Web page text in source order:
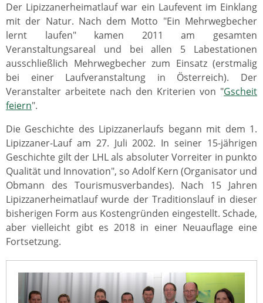
Der Lipizzanerheimatlauf war ein Laufevent im Einklang
mit der Natur. Nach dem Motto "Ein Mehrwegbecher
lernt laufen" kamen 2011 am gesamten
Veranstaltungsareal und bei allen 5 Labestationen
ausschließlich Mehrwegbecher zum Einsatz (erstmalig
bei einer Laufveranstaltung in Österreich). Der
Veranstalter arbeitete nach den Kriterien von "Gscheit
feiern".
Die Geschichte des Lipizzanerlaufs begann mit dem 1.
Lipizzaner-Lauf am 27. Juli 2002. In seiner 15-jährigen
Geschichte gilt der LHL als absoluter Vorreiter in punkto
Qualität und Innovation", so Adolf Kern (Organisator und
Obmann des Tourismusverbandes). Nach 15 Jahren
Lipizzanerheimatlauf wurde der Traditionslauf in dieser
bisherigen Form aus Kostengründen eingestellt. Schade,
aber vielleicht gibt es 2018 in einer Neuauflage eine
Fortsetzung.